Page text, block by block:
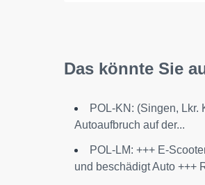
Das könnte Sie
POL-KN: (Singen, Lkr.
Autoaufbruch auf der...
POL-LM: +++ E-
und beschädigt Auto +++